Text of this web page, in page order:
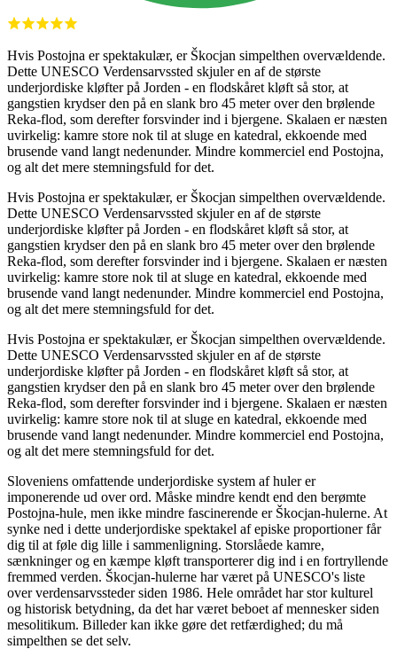
Hvis Postojna er spektakulær, er Škocjan simpelthen overvældende.
Dette UNESCO Verdensarvssted skjuler en af de største
underjordiske kløfter på Jorden - en flodskåret kløft så stor, at
gangstien krydser den på en slank bro 45 meter over den brølende
Reka-flod, som derefter forsvinder ind i bjergene. Skalaen er næsten
uvirkelig: kamre store nok til at sluge en katedral, ekkoende med
brusende vand langt nedenunder. Mindre kommerciel end Postojna,
og alt det mere stemningsfuld for det.
Hvis Postojna er spektakulær, er Škocjan simpelthen overvældende.
Dette UNESCO Verdensarvssted skjuler en af de største
underjordiske kløfter på Jorden - en flodskåret kløft så stor, at
gangstien krydser den på en slank bro 45 meter over den brølende
Reka-flod, som derefter forsvinder ind i bjergene. Skalaen er næsten
uvirkelig: kamre store nok til at sluge en katedral, ekkoende med
brusende vand langt nedenunder. Mindre kommerciel end Postojna,
og alt det mere stemningsfuld for det.
Hvis Postojna er spektakulær, er Škocjan simpelthen overvældende.
Dette UNESCO Verdensarvssted skjuler en af de største
underjordiske kløfter på Jorden - en flodskåret kløft så stor, at
gangstien krydser den på en slank bro 45 meter over den brølende
Reka-flod, som derefter forsvinder ind i bjergene. Skalaen er næsten
uvirkelig: kamre store nok til at sluge en katedral, ekkoende med
brusende vand langt nedenunder. Mindre kommerciel end Postojna,
og alt det mere stemningsfuld for det.
Sloveniens omfattende underjordiske system af huler er
imponerende ud over ord. Måske mindre kendt end den berømte
Postojna-hule, men ikke mindre fascinerende er Škocjan-hulerne. At
synke ned i dette underjordiske spektakel af episke proportioner får
dig til at føle dig lille i sammenligning. Storslåede kamre,
sænkninger og en kæmpe kløft transporterer dig ind i en fortryllende
fremmed verden. Škocjan-hulerne har været på UNESCO's liste
over verdensarvssteder siden 1986. Hele området har stor kulturel
og historisk betydning, da det har været beboet af mennesker siden
mesolitikum. Billeder kan ikke gøre det retfærdighed; du må
simpelthen se det selv.